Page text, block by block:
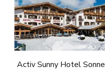
Activ Sunny Hotel Sonne